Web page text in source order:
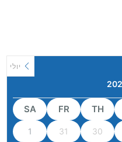
יולי
TH
FR
SA
30
31
1